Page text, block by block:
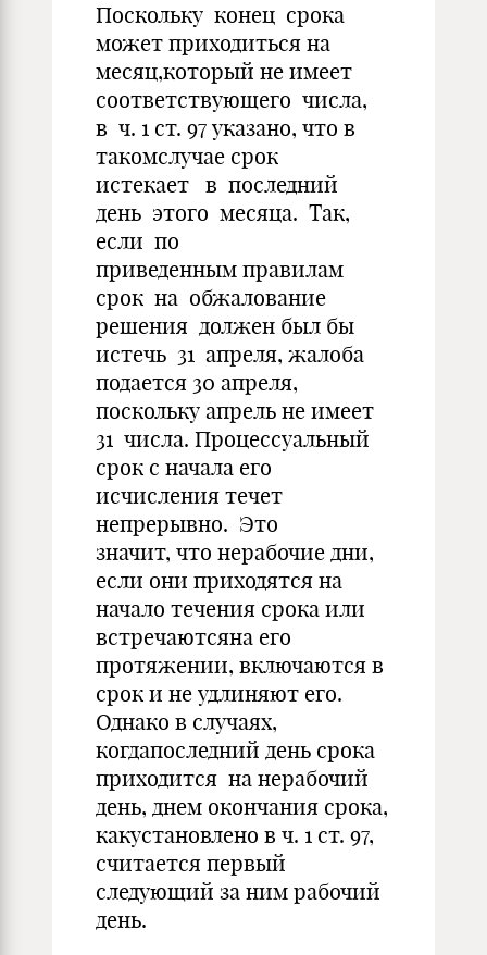
Поскольку конец срока
может приходиться на
месяц,который не имеет
соответствующего числа,
в ч. 1 ст. 97 указано, что в
такомслучае срок
истекает в последний
день этого месяца. Так,
если по
приведенным правилам
срок на обжалование
решения должен был бы
истечь 31 апреля, жалоба
подается 30 апреля,
поскольку апрель не имеет
31 числа. Процессуальный
срок с начала его
исчисления течет
непрерывно. Это
значит, что нерабочие дни,
если они приходятся на
начало течения срока или
встречаютсяна его
протяжении, включаются в
срок и не удлиняют его.
Однако в случаях,
когдапоследний день срока
приходится на нерабочий
день, днем окончания срока,
какустановлено в ч. 1 ст. 97,
считается первый
следующий за ним рабочий
день.